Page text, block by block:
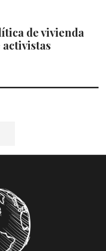
de vivienda
activistas